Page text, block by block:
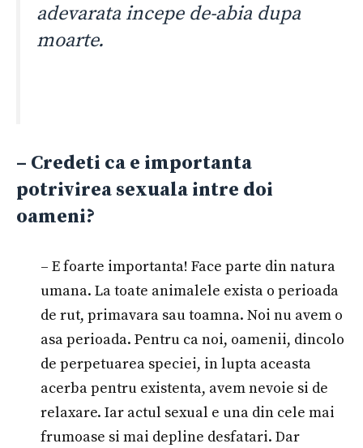
adevarata incepe de-abia dupa
moarte.
– Credeti ca e importanta
potrivirea sexuala intre doi
oameni?
– E foarte importanta! Face parte din natura
umana. La toate animalele exista o perioada
de rut, primavara sau toamna. Noi nu avem o
asa perioada. Pentru ca noi, oamenii, dincolo
de perpetuarea speciei, in lupta aceasta
acerba pentru existenta, avem nevoie si de
relaxare. Iar actul sexual e una din cele mai
frumoase si mai depline desfatari. Dar